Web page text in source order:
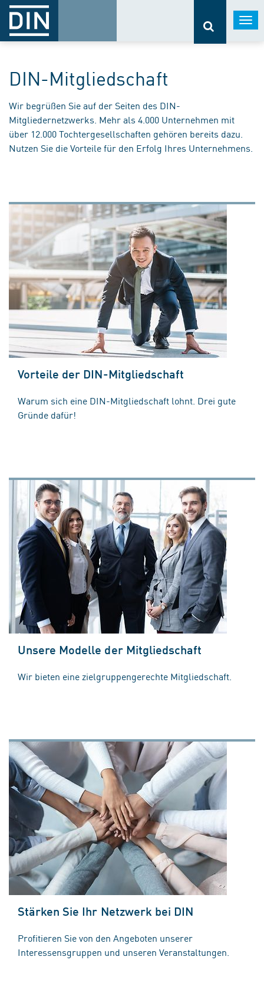
DIN-Mitgliedschaft
Wir begrüßen Sie auf der Seiten des DIN-
Mitgliedernetzwerks. Mehr als 4.000 Unternehmen mit
über 12.000 Tochtergesellschaften gehören bereits dazu.
Nutzen Sie die Vorteile für den Erfolg Ihres Unternehmens.
Vorteile der DIN-Mitgliedschaft
Warum sich eine DIN-Mitgliedschaft lohnt. Drei gute
Gründe dafür!
Unsere Modelle der Mitgliedschaft
Wir bieten eine zielgruppengerechte Mitgliedschaft.
Stärken Sie Ihr Netzwerk bei DIN
Profitieren Sie von den Angeboten unserer
Interessensgruppen und unseren Veranstaltungen.